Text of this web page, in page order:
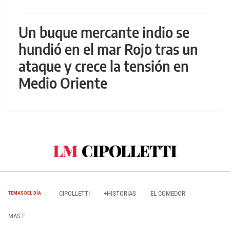
Un buque mercante indio se
hundió en el mar Rojo tras un
ataque y crece la tensión en
Medio Oriente
TEMAS DEL DÍA CIPOLLETTI +HISTORIAS EL COMEDOR
MAS E